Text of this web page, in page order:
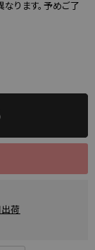
ります。予めご了
荷